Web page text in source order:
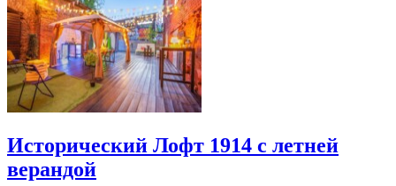
Исторический Лофт 1914 с летней
верандой